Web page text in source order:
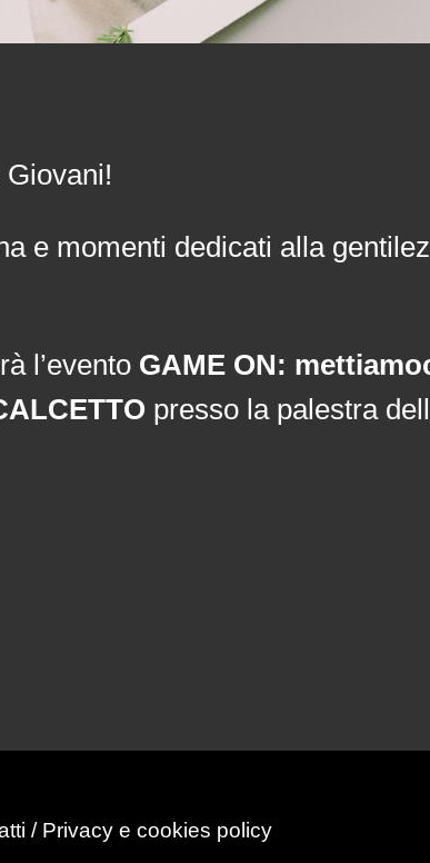
e momenti dedicati alla
l’evento GAME ON:
presso la palestra
/ Privacy e cookies policy